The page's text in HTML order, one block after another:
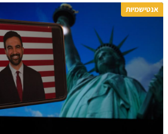
אנטישמיות